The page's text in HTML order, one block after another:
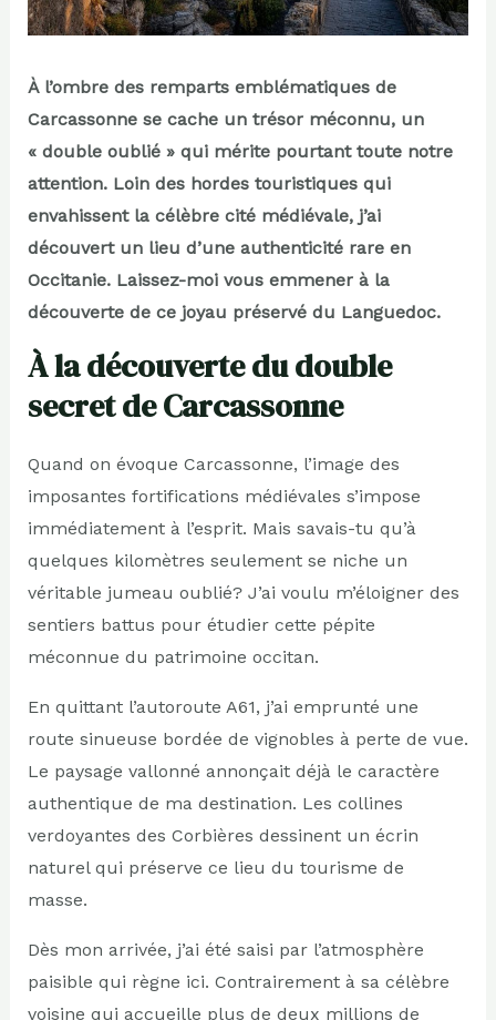
À l’ombre des remparts emblématiques de
Carcassonne se cache un trésor méconnu, un
« double oublié » qui mérite pourtant toute notre
attention. Loin des hordes touristiques qui
envahissent la célèbre cité médiévale, j’ai
découvert un lieu d’une authenticité rare en
Occitanie. Laissez-moi vous emmener à la
découverte de ce joyau préservé du Languedoc.
À la découverte du double
secret de Carcassonne
Quand on évoque Carcassonne, l’image des
imposantes fortifications médiévales s’impose
immédiatement à l’esprit. Mais savais-tu qu’à
quelques kilomètres seulement se niche un
véritable jumeau oublié? J’ai voulu m’éloigner des
sentiers battus pour étudier cette pépite
méconnue du patrimoine occitan.
En quittant l’autoroute A61, j’ai emprunté une
route sinueuse bordée de vignobles à perte de vue.
Le paysage vallonné annonçait déjà le caractère
authentique de ma destination. Les collines
verdoyantes des Corbières dessinent un écrin
naturel qui préserve ce lieu du tourisme de
masse.
Dès mon arrivée, j’ai été saisi par l’atmosphère
paisible qui règne ici. Contrairement à sa célèbre
voisine qui accueille plus de deux millions de